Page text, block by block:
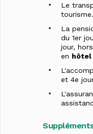
Le
tourisme.
La
du 1er
jour,
en hôtel
et 4e